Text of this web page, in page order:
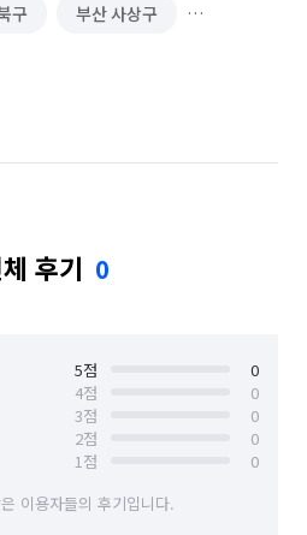
구 부산 사상구
후기 0
5점
0
4점
0
3점
0
2점
0
1점
0
이용자들의 후기입니다.